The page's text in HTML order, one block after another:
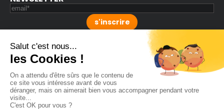
s'inscrire
LABELS
SFI est labellisée
Numérique Responsable